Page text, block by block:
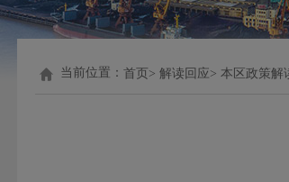
当前位置：首页 解读回应 本区政策解